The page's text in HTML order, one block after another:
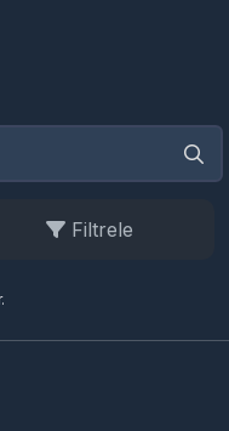
Filtrele